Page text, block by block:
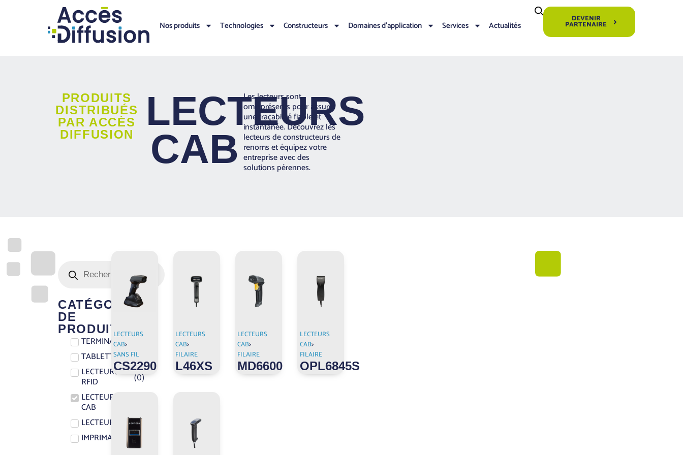
Nos produits Technologies Constructeurs Domaines d’application Services Actualités
DEVENIR
PARTENAIRE
PRODUITS
DISTRIBUÉS
PAR ACCÈS
DIFFUSION
LECTEURS
CAB
Les lecteurs sont
omniprésents pour assurer
une traçabilité fiable et
instantanée. Découvrez les
lecteurs de constructeurs de
renoms et équipez votre
entreprise avec des
solutions pérennes.
CATÉGORIE
DE
PRODUIT
TERMINAUX
TABLETTES (0)
LECTEURS
RFID (0)
LECTEURS
CAB
LECTEUR CAB (0
IMPRIMANTES (0
LECTEURS
CAB>
SANS FIL
CS2290
LECTEURS
CAB>
FILAIRE
L46XS
LECTEURS
CAB>
FILAIRE
MD6600
LECTEURS
CAB>
FILAIRE
OPL6845S